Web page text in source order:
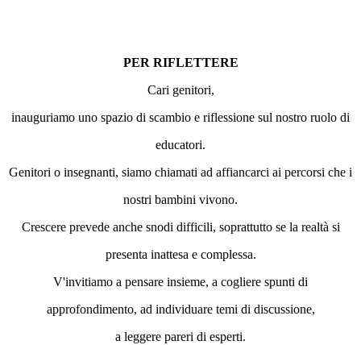
PER RIFLETTERE
Cari genitori,
inauguriamo uno spazio di scambio e riflessione sul nostro ruolo di
educatori.
Genitori o insegnanti, siamo chiamati ad affiancarci ai percorsi che i
nostri bambini vivono.
Crescere prevede anche snodi difficili, soprattutto se la realtà si
presenta inattesa e complessa.
V'invitiamo a pensare insieme, a cogliere spunti di
approfondimento, ad individuare temi di discussione,
a leggere pareri di esperti.